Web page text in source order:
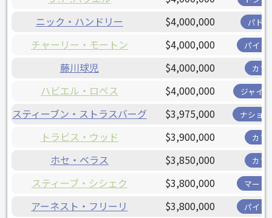
ニック・ハンドリー $4,000,000 パド
チャーリー・モートン $4,000,000 パイレ
藤川球児 $4,000,000 カブ
ハビエル・ロペス $4,000,000 ジャイ
スティーブン・ストラスバーグ $3,975,000 ナショ
トラビス・ウッド $3,900,000 カブ
ホセ・ベラス $3,850,000 カブ
スティーブ・シシェク $3,800,000 マーリ
アーネスト・フリーリ $3,800,000 パイレ